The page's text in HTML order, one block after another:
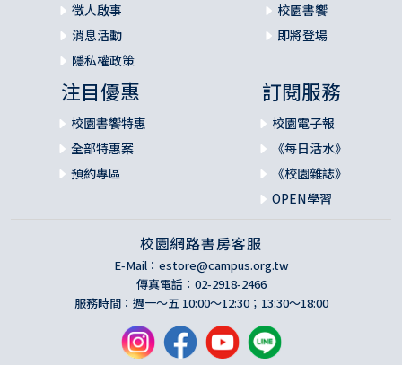
徵人啟事
消息活動
隱私權政策
校園書饗
即將登場
注目優惠
校園書饗特惠
全部特惠案
預約專區
訂閱服務
校園電子報
《每日活水》
《校園雜誌》
OPEN學習
校園網路書房客服
E-Mail： estore@campus.org.tw
傳真電話：02-2918-2466
服務時間：週一～五 10:00～12:30；13:30～18:00